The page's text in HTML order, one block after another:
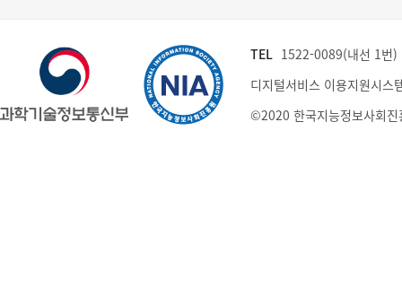
TEL 1522-0089(내선 1번
디지털서비스 이용지원시스
©2020 한국지능정보사회진